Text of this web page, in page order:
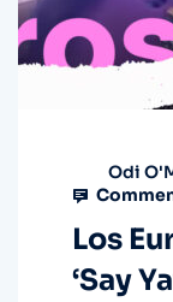
Odi
Los
‘Say